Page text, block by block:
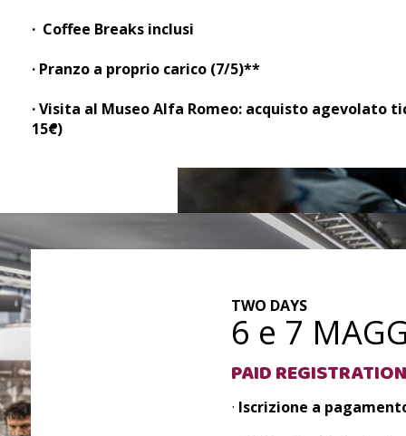
· Coffee Breaks inclusi
· Pranzo a proprio carico (7/5)**
· Visita al Museo Alfa Romeo: acquisto agevolato
15€)
TWO DAYS
6 e 7
PAID REGISTRATION
· Iscrizione a